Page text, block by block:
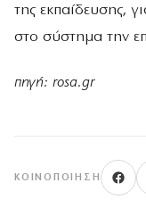
της εκπαίδευσης,
στο σύστημα την
πηγή: rosa.gr
ΚΟΙΝΟΠΟΊΗΣΗ